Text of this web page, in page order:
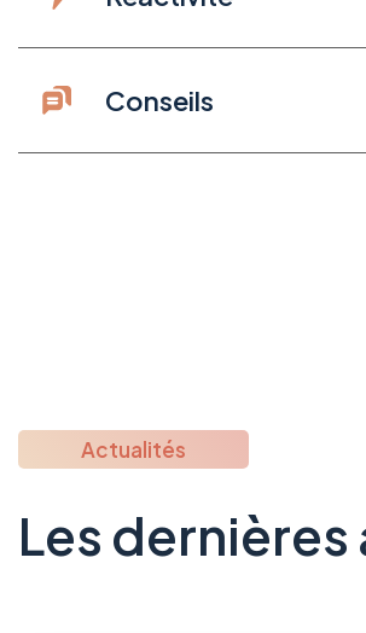
Conseils
Actualités
Les